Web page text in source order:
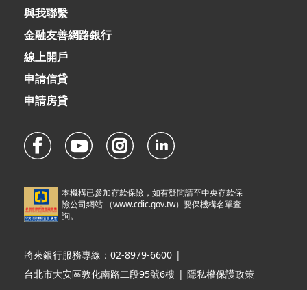
與我聯繫
金融友善網路銀行
線上開戶
申請信貸
申請房貸
本機構已參加存款保險，如有疑問請至中央存款保
險公司網站 （www.cdic.gov.tw）要保機構名單查
詢。
將來銀行服務專線：02-8979-6600 |
台北市大安區敦化南路二段95號6樓 | 隱私權保護政策